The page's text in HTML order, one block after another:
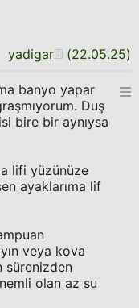
yadigar (22.05.25)
banyo yapar
Duş
bire bir aynıysa
lifi yüzünüze
ayaklarıma lif
veya kova
sürenizden
olan az su